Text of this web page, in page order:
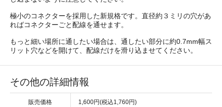
極小のコネクターを採用した新規格です。直径約３ミリの穴があ
ればコネクターごと配線を通せます。
もっと細い場所に通したい場合は、通したい部分に約0.7mm幅ス
リット穴などを開けて、配線だけを滑り込ませてください。
その他の詳細情報
販売価格 1,600円(税込1,760円)